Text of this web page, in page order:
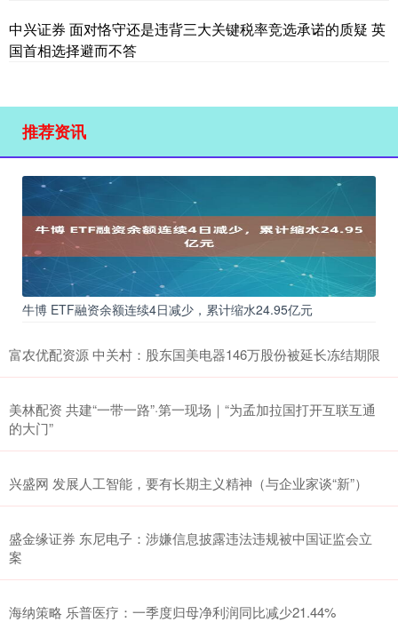
中兴证券 面对恪守还是违背三大关键税率竞选承诺的质疑 英
国首相选择避而不答
推荐资讯
牛博 ETF融资余额连续4日减少，累计缩水24.95亿元
富农优配资源 中关村：股东国美电器146万股份被延长冻结期限
美林配资 共建“一带一路”·第一现场｜“为孟加拉国打开互联互通
的大门”
兴盛网 发展人工智能，要有长期主义精神（与企业家谈“新”）
盛金缘证券 东尼电子：涉嫌信息披露违法违规被中国证监会立
案
海纳策略 乐普医疗：一季度归母净利润同比减少21.44%